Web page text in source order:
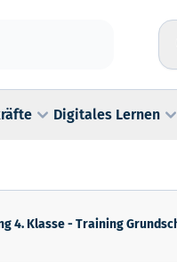
Digitales Lernen
4. Klasse - Training